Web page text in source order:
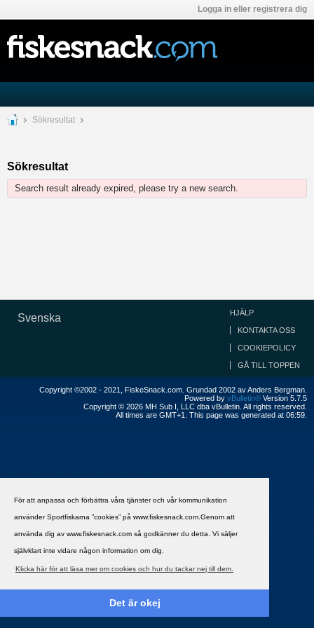
För att anpassa och förbättra våra tjänster och vår kommunikation
använder Sportfiskarna ”cookies” på www.fiskesnack.com.Genom att
använda dig av www.fiskesnack.com så godkänner du detta. Vi säljer
självklart inte vidare någon information om dig.
Klicka här för att läsa mer om cookies och hur du tackar nej till dem.
Det är okej
Logga in eller registrera dig
Sökresultat
Sökresultat
Search result already expired, please try a new search.
Svenska HJÄLP
KONTAKTA OSS
COOKIEPOLICY
GÅ TILL TOPPEN
Copyright ©2002 - 2021, FiskeSnack.com. Grundad 2002 av Anders Bergman.
Powered by vBulletin® Version 5.7.5
Copyright © 2026 MH Sub I, LLC dba vBulletin. All rights reserved.
All times are GMT+1. This page was generated at 06:59.